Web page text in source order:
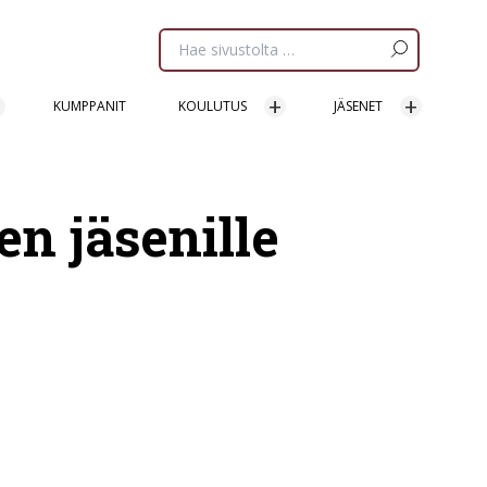
KUMPPANIT KOULUTUS JÄSENET
Etsi
sivua:
jäsenille